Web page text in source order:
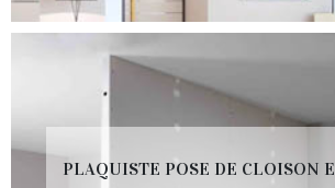
PLAQUISTE POSE DE CLOISON